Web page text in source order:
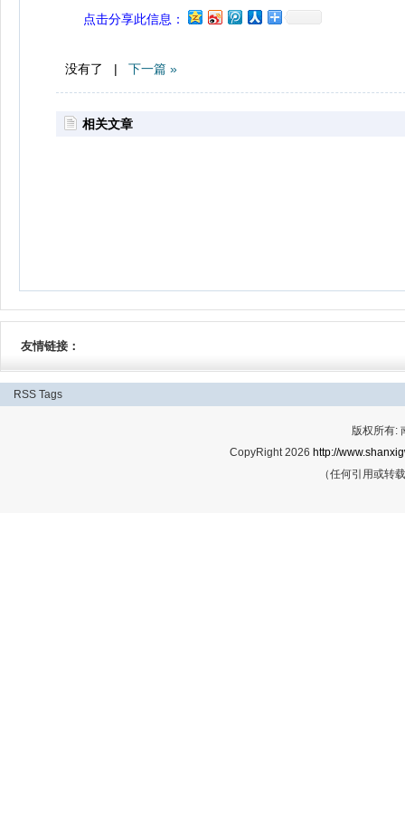
点击分享此信息：
没有了 | 下一篇 »
相关文章
友情链接：
RSS Tags
版权所有:
CopyRight 2026 http://
（任何引用或转